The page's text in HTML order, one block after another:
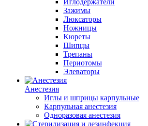
Иглодержатели
Зажимы
Люксаторы
Ножницы
Кюреты
Шипцы
Трепаны
Периотомы
Элеваторы
Анестезия
Иглы и шприцы карпульные
Карпульная анестезия
Одноразовая анестезия